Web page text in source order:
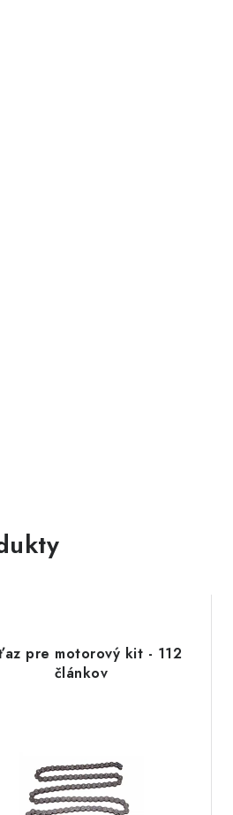
pre motorový kit - 112
článkov